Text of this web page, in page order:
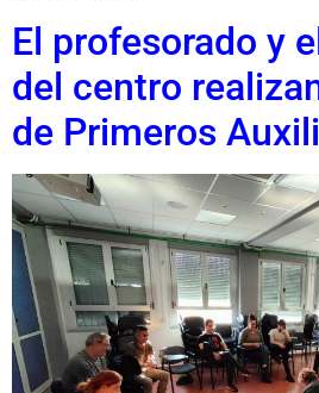
El profesorado y
del centro
de Primeros